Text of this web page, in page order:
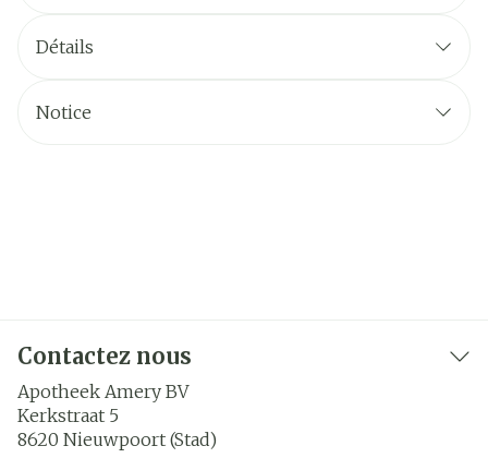
Détails
Notice
Contactez nous
Apotheek Amery BV
Kerkstraat 5
8620 Nieuwpoort (Stad)